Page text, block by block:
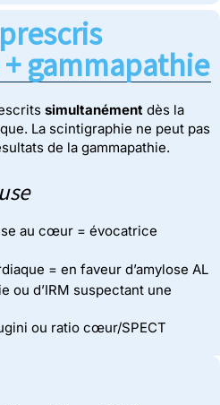
gammapathie
simultanément dès la
La scintigraphie ne peut pas
de la gammapathie.
au cœur = évocatrice
= en faveur d’amylose AL
ou d’IRM suspectant une
ou ratio cœur/SPECT